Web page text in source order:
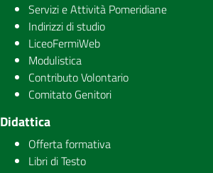
Servizi e Attività Pomeridiane
Indirizzi di studio
LiceoFermiWeb
Modulistica
Contributo Volontario
Comitato Genitori
Didattica
Offerta formativa
Libri di Testo